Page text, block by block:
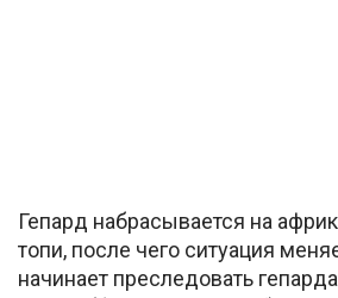
Гепард набрасывается на
топи, после чего ситуация
начинает преследовать